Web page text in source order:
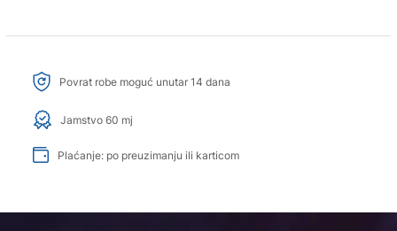
Povrat robe moguć unutar 14 dana
Jamstvo 60 mj
Plaćanje: po preuzimanju ili karticom